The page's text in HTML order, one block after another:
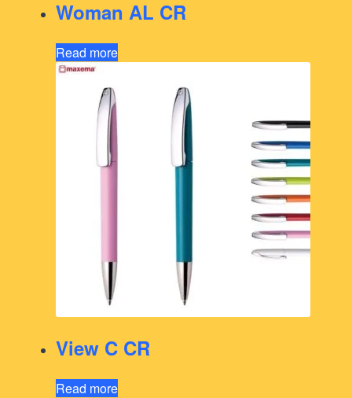
Woman AL CR
Read more
View C CR
Read more